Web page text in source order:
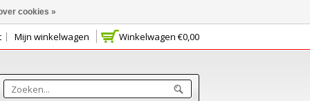
Winkelwagen €0,00
Mijn winkelwagen
cookies »